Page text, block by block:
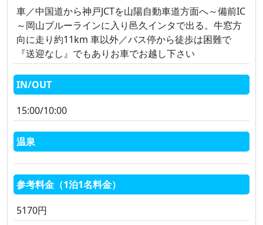
車／中国道から神戸JCTを山陽自動車道方面へ～備前IC
～岡山ブルーラインに入り邑久インタで出る。牛窓方
向に走り約11km 車以外／バス停から徒歩は困難で
『送迎なし』でもありお車でお越し下さい
IN/OUT
15:00/10:00
温泉
参考料金（1泊1名料金）
5170円